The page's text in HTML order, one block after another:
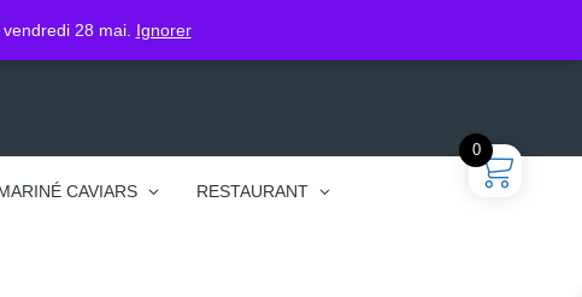
28 mai. Ignorer
CAVIARS RESTAURANT
0